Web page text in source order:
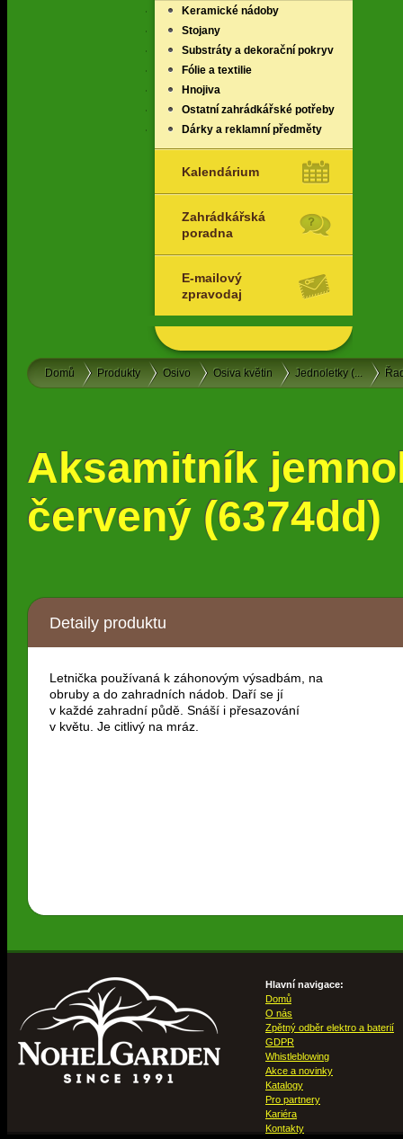
Keramické nádoby
Stojany
Substráty a dekorační pokryv
Fólie a textilie
Hnojiva
Ostatní zahrádkářské potřeby
Dárky a reklamní předměty
Kalendárium
Zahrádkářská
poradna
E-mailový
zpravodaj
Domů Produkty Osivo Osiva květin Jednoletky (...
Aksamitník
červený (6374dd)
Detaily produktu
Letnička používaná k záhonovým výsadbám, na
obruby a do zahradních nádob. Daří se jí
v každé zahradní půdě. Snáší i přesazování
v květu. Je citlivý na mráz.
Hlavní navigace:
Domů
O nás
Zpětný odběr elektro a baterií
GDPR
Whistleblowing
Akce a novinky
Katalogy
Pro partnery
Kariéra
Kontakty